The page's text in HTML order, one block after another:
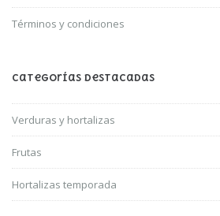
Términos y condiciones
Categorías Destacadas
Verduras y hortalizas
Frutas
Hortalizas temporada